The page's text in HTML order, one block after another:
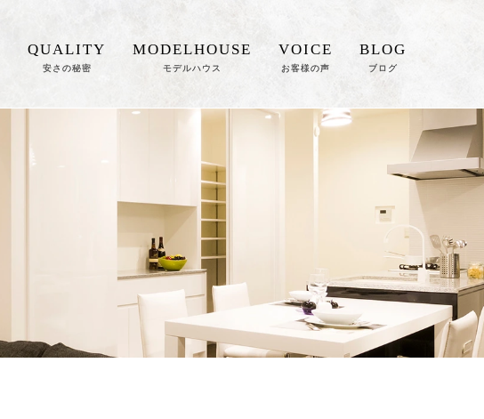
QUALITY
安さの秘密
MODELHOUSE
モデルハウス
VOICE
お客様の声
BLOG
ブログ